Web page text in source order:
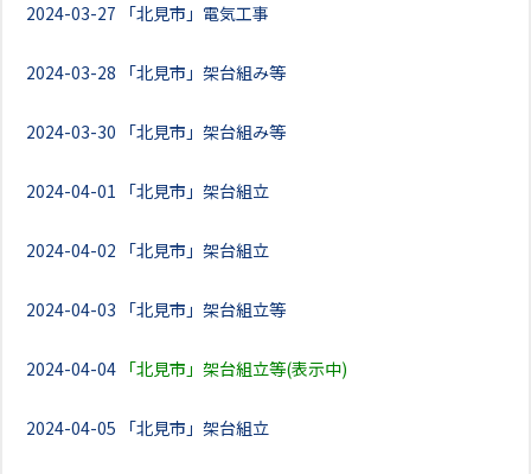
2024-03-27 「北見市」電気工事
2024-03-28 「北見市」架台組み等
2024-03-30 「北見市」架台組み等
2024-04-01 「北見市」架台組立
2024-04-02 「北見市」架台組立
2024-04-03 「北見市」架台組立等
2024-04-04 「北見市」架台組立等(表示中)
2024-04-05 「北見市」架台組立